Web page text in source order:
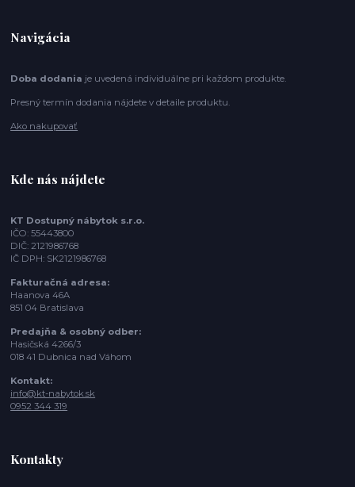
Navigácia
Doba dodania je uvedená individuálne pri každom produkte.
Presný termín dodania nájdete v detaile produktu.
Ako nakupovať
Kde nás nájdete
KT Dostupný nábytok s.r.o.
IČO: 55443800
DIČ: 2121986768
IČ DPH: SK2121986768
Fakturačná adresa:
Haanova 46A
851 04 Bratislava
Predajňa & osobný odber:
Hasičská 4266/3
018 41 Dubnica nad Váhom
Kontakt:
info@kt-nabytok.sk
0952 344 319
Kontakty